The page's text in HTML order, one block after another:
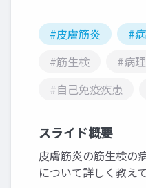
#皮膚筋炎 #
#筋生検
#病
#自己免疫疾患
スライド概要
皮膚筋炎の筋生検の
について詳しく教えて